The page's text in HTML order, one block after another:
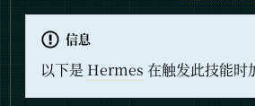
信息
以下是 Hermes 在触发此技能时